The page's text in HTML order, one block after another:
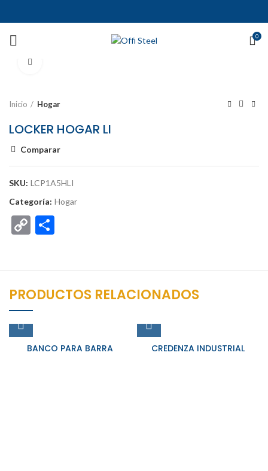
0
Inicio Hogar
LOCKER HOGAR LI
Comparar
SKU: LCP1A5HLI
Categoría: Hogar
Copy
PRODUCTOS RELACIONADOS
BANCO PARA BARRA CREDENZA INDUSTRIAL